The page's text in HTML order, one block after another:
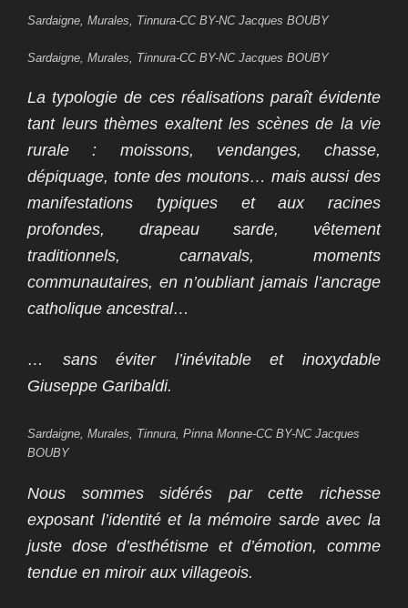
Sardaigne, Murales, Tinnura-CC BY-NC Jacques BOUBY
Sardaigne, Murales, Tinnura-CC BY-NC Jacques BOUBY
La typologie de ces réalisations paraît évidente
tant leurs thèmes exaltent les scènes de la vie
rurale : moissons, vendanges, chasse,
dépiquage, tonte des moutons… mais aussi des
manifestations typiques et aux racines
profondes, drapeau sarde, vêtement
traditionnels, carnavals, moments
communautaires, en n’oubliant jamais l’ancrage
catholique ancestral…
… sans éviter l’inévitable et inoxydable
Giuseppe Garibaldi.
Sardaigne, Murales, Tinnura, Pinna Monne-CC BY-NC Jacques
BOUBY
Nous sommes sidérés par cette richesse
exposant l’identité et la mémoire sarde avec la
juste dose d’esthétisme et d’émotion, comme
tendue en miroir aux villageois.